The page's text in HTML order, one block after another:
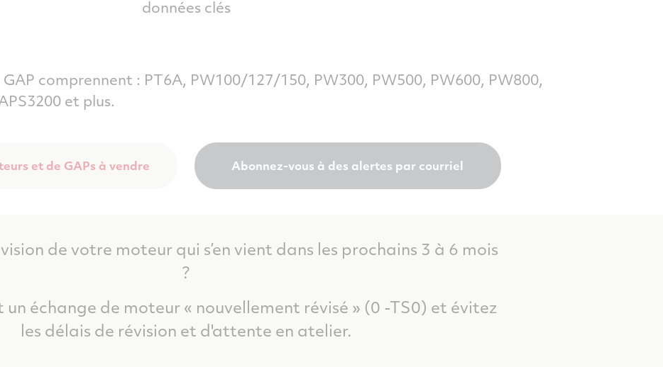
données clés
comprennent : PT6A, PW100/127/150, PW300, PW500, PW600, PW800,
et plus.
et de GAPs à vendre Abonnez-vous à des alertes par courriel
de votre moteur qui s’en vient dans les prochains 3 à 6 mois
?
échange de moteur « nouvellement révisé » (0 -TS0) et évitez
les délais de révision et d'attente en atelier.